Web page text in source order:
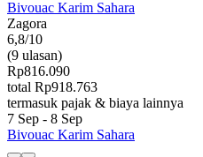
Bivouac Karim Sahara
Zagora
6,8/10
(9 ulasan)
Rp816.090
total Rp918.763
termasuk pajak & biaya lainnya
7 Sep - 8 Sep
Bivouac Karim Sahara